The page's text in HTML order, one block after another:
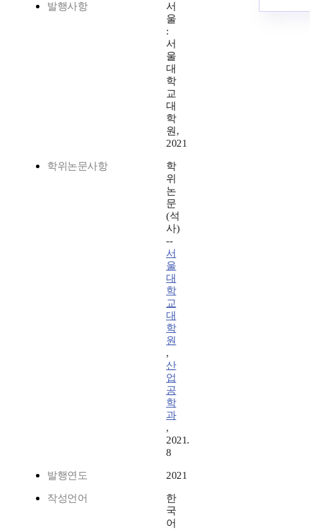
발행사항
서
울
:
서
울
대
학
교
대
학
원,
2021
학위논문사항
학
위
논
문
(석
사)
--
서
울
대
학
교
대
학
원
,
산
업
공
학
과
,
2021.
8
발행연도 2021
작성언어
한
국
어